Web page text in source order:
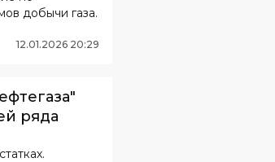
12.01.2026 20:29
добычи газа.
ряда